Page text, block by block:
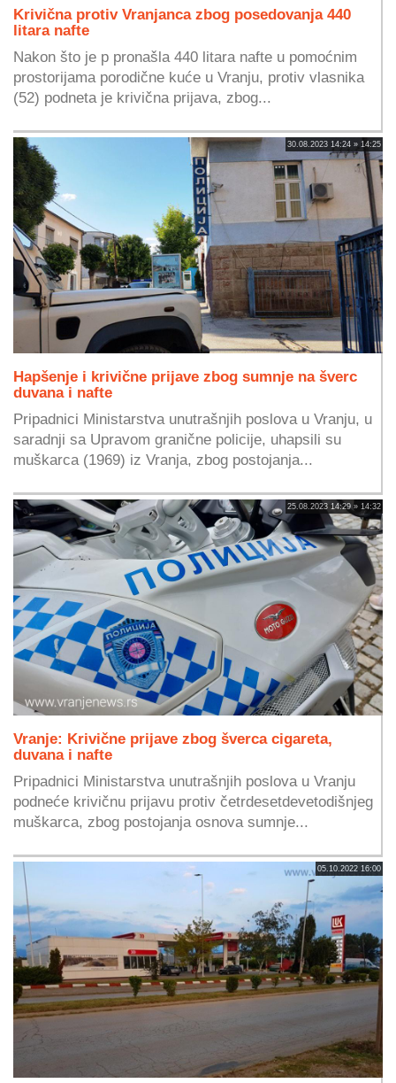
Krivična protiv Vranjanca zbog posedovanja 440
litara nafte
Nakon što je p pronašla 440 litara nafte u pomoćnim
prostorijama porodične kuće u Vranju, protiv vlasnika
(52) podneta je krivična prijava, zbog...
30.08.2023 14:24 » 14:25
Hapšenje i krivične prijave zbog sumnje na šverc
duvana i nafte
Pripadnici Ministarstva unutrašnjih poslova u Vranju, u
saradnji sa Upravom granične policije, uhapsili su
muškarca (1969) iz Vranja, zbog postojanja...
25.08.2023 14:29 » 14:32
Vranje: Krivične prijave zbog šverca cigareta,
duvana i nafte
Pripadnici Ministarstva unutrašnjih poslova u Vranju
podneće krivičnu prijavu protiv četrdesetdevetodišnjeg
muškarca, zbog postojanja osnova sumnje...
05.10.2022 16:00